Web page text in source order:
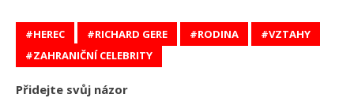
HEREC RICHARD GERE RODINA
VZTAHY
ZAHRANIČNÍ CELEBRITY
Přidejte svůj názor